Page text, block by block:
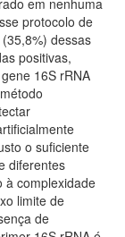
protocolo de
dessas
positivas,
16S rRNA
o suficiente
diferentes
à complexidade
limite de
de